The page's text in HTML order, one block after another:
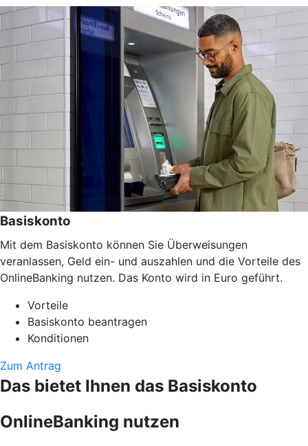
Basiskonto
Mit dem Basiskonto können Sie Überweisungen
veranlassen, Geld ein- und auszahlen und die Vorteile des
OnlineBanking nutzen. Das Konto wird in Euro geführt.
Vorteile
Basiskonto beantragen
Konditionen
Zum Antrag
Das bietet Ihnen das Basiskonto
OnlineBanking nutzen